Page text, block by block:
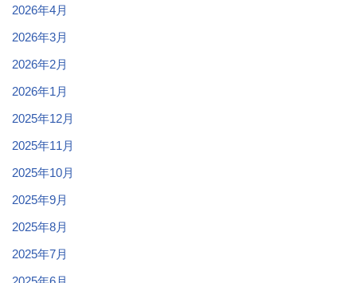
2026年4月
2026年3月
2026年2月
2026年1月
2025年12月
2025年11月
2025年10月
2025年9月
2025年8月
2025年7月